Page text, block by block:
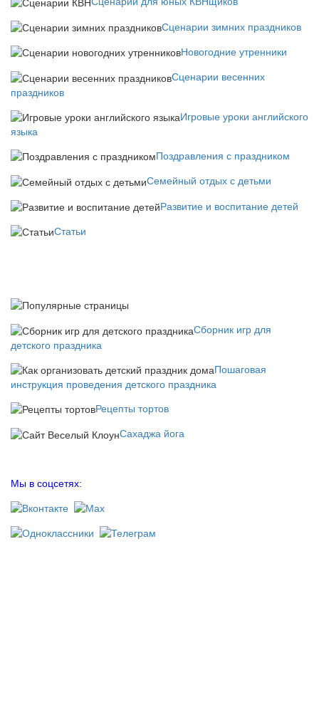
Сценарии зимних праздников
Новогодние утренники
Сценарии весенних
праздников
Игровые уроки английского
языка
Поздравления с праздником
Семейный отдых с детьми
Развитие и воспитание детей
Статьи
Сборник игр для
детского праздника
Пошаговая
инструкция проведения детского праздника
Рецепты тортов
Сахаджа йога
Мы в соцсетях: